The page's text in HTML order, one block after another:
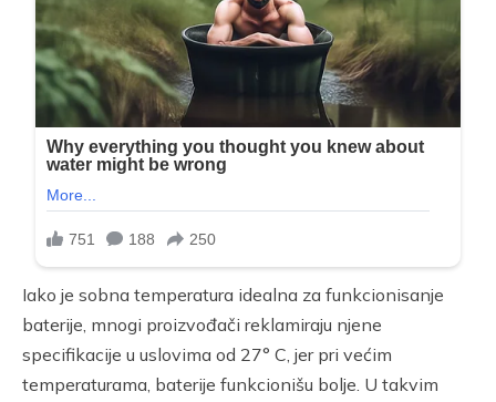
Iako je sobna temperatura idealna za funkcionisanje
baterije, mnogi proizvođači reklamiraju njene
specifikacije u uslovima od 27° C, jer pri većim
temperaturama, baterije funkcionišu bolje. U takvim